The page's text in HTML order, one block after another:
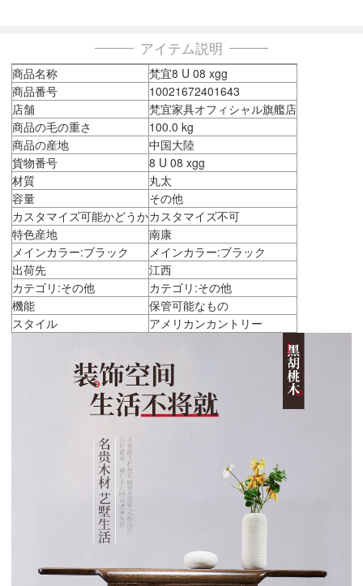
アイテム説明
商品名称
梵宜8 U 08 xgg
商品番号
10021672401643
店舗
梵宜家具オフィシャル旗艦店
商品の毛の重さ
100.0 kg
商品の産地
中国大陸
貨物番号
8 U 08 xgg
材質
丸太
容量
その他
カスタマイズ可能かどうかカスタマイズ不可
特色産地
南康
メインカラー:ブラック
メインカラー:ブラック
出荷先
江西
カテゴリ:その他
カテゴリ:その他
機能
保管可能なもの
スタイル
アメリカンカントリー